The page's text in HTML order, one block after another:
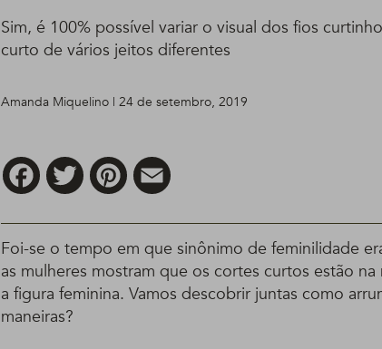
Sim, é 100% possível variar o visual dos fios
curto de vários jeitos diferentes
Amanda Miquelino | 24 de setembro, 2019
FacebookTwitter Pinterest
Foi-se o tempo em que sinônimo de feminilidade
as mulheres mostram que os cortes curtos estão
a figura feminina. Vamos descobrir juntas como
maneiras?